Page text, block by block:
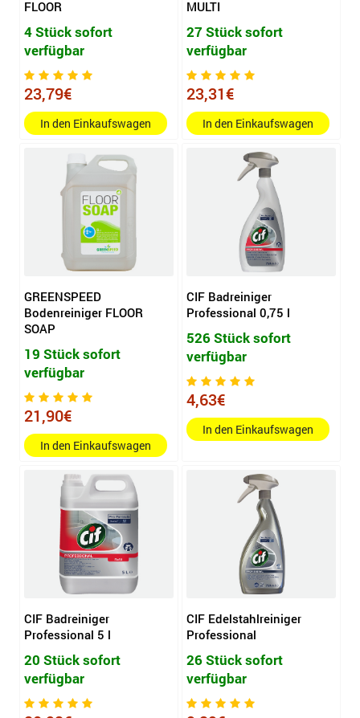
FLOOR
4 Stück sofort
verfügbar
23,79€
In den Einkaufswagen
MULTI
27 Stück sofort
verfügbar
23,31€
In den Einkaufswagen
GREENSPEED
Bodenreiniger FLOOR
SOAP
19 Stück sofort
verfügbar
21,90€
In den Einkaufswagen
CIF Badreiniger
Professional 0,75 l
526 Stück sofort
verfügbar
4,63€
In den Einkaufswagen
CIF Badreiniger
Professional 5 l
20 Stück sofort
verfügbar
CIF Edelstahlreiniger
Professional
26 Stück sofort
verfügbar